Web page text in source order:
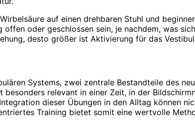
auf einen drehbaren Stuhl und
offen oder geschlossen sein, je nachdem, was
desto größer ist Aktivierung für das
Systems, zwei zentrale Bestandteile des
besonders relevant in einer Zeit, in der
dieser Übungen in den Alltag können
Training bietet somit eine wertvolle